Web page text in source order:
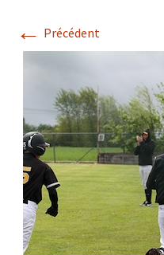
← Précédent